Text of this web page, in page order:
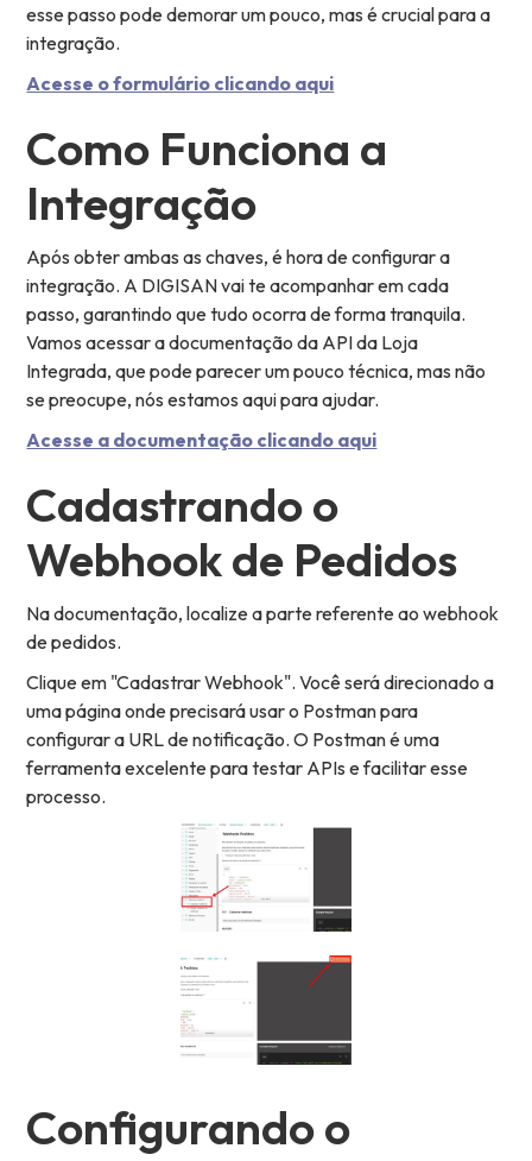
esse passo pode demorar um pouco, mas é crucial para a
integração.
Acesse o formulário clicando aqui
Como Funciona a
Integração
Após obter ambas as chaves, é hora de configurar a
integração. A DIGISAN vai te acompanhar em cada
passo, garantindo que tudo ocorra de forma tranquila.
Vamos acessar a documentação da API da Loja
Integrada, que pode parecer um pouco técnica, mas não
se preocupe, nós estamos aqui para ajudar.
Acesse a documentação clicando aqui
Cadastrando o
Webhook de Pedidos
Na documentação, localize a parte referente ao webhook
de pedidos.
Clique em "Cadastrar Webhook". Você será direcionado a
uma página onde precisará usar o Postman para
configurar a URL de notificação. O Postman é uma
ferramenta excelente para testar APIs e facilitar esse
processo.
Configurando o